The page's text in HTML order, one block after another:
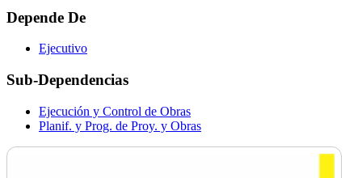
Depende De
Ejecutivo
Sub-Dependencias
Ejecución y Control de Obras
Planif. y Prog. de Proy. y Obras